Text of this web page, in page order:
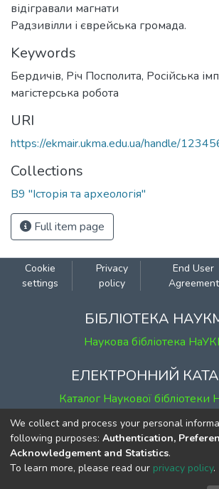
відігравали магнати
Радзивілли і єврейська громада.
Keywords
Бердичів, Річ Посполита, Російська
магістерська робота
URI
https://ekmair.ukma.edu.ua/handle/
Collections
В9 "Історія та археологія"
Full item page
Cookie
settings
Privacy
policy
End User
Agreement
БІБЛІОТЕКА
Наукова бібліотека
ЕЛЕКТРОННИЙ
Каталог Наукової
КОНТАКТИ
м. Київ, вул. Григорія
к. 1, к. 120
We collect and process your personal
following purposes: Authentication,
Acknowledgement and Statistics.
To learn more, please read our privacy policy.